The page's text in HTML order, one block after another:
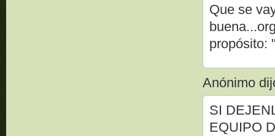
Que se
propósito:
Anónimo
SI
EQUIPO